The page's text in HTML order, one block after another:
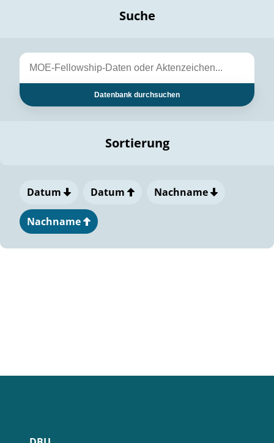
Suche
Datenbank durchsuchen
Sortierung
Datum Datum Nachname
Nachname